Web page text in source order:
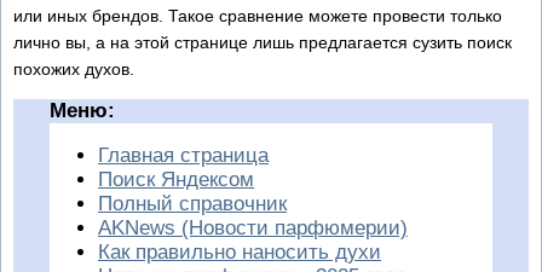
или иных брендов. Такое сравнение можете провести только
лично вы, а на этой странице лишь предлагается сузить поиск
похожих духов.
Меню:
Главная страница
Поиск Яндексом
Полный справочник
AKNews (Новости парфюмерии)
Как правильно наносить духи